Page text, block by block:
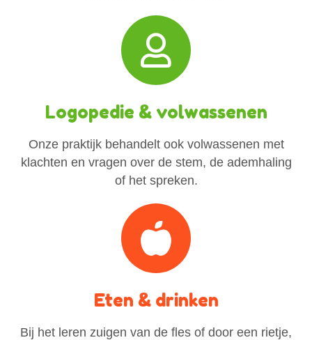
Logopedie & volwassenen
Onze praktijk behandelt ook volwassenen met
klachten en vragen over de stem, de ademhaling
of het spreken.
Eten & drinken
Bij het leren zuigen van de fles of door een rietje,